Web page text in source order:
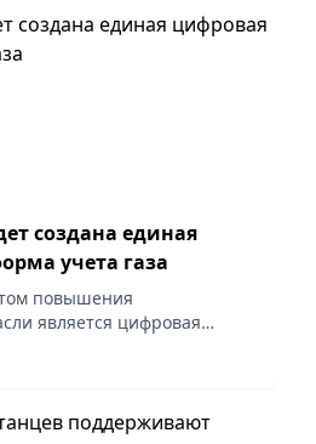
создана единая
учета газа
повышения
является цифровая
vapress.kz.